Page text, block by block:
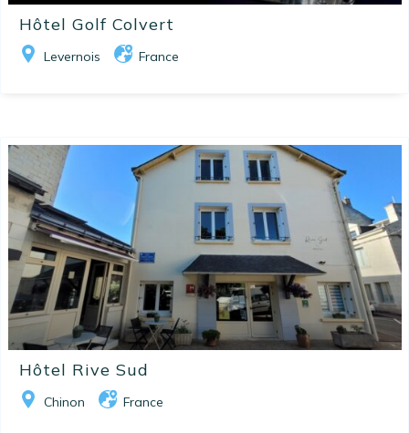
Hôtel Golf Colvert
Levernois France
Hôtel Rive Sud
Chinon France